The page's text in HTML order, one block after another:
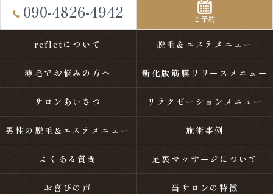
090-4826-4942 ご予約
refletについて 脱毛＆エステメニュー
薄毛でお悩みの方へ 新化版筋膜リリースメニュー
サロンあいさつ リラクゼーションメニュー
男性の脱毛&エステメニュー 施術事例
よくある質問 足裏マッサージについて
お喜びの声 当サロンの特徴